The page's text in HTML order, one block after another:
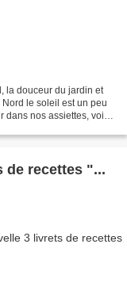
la douceur du jardin et
le soleil est un peu
nos assiettes, voici
de recettes "...